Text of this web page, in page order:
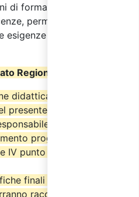
di formazione e
permette di adattare
degli stessi
Regioni del 17/4/2025
didattica e
presente corso è stato
del Progetto
progettuale” come
IV punto 2.6 del suddetto
finali di
raccolti nel “Verbale